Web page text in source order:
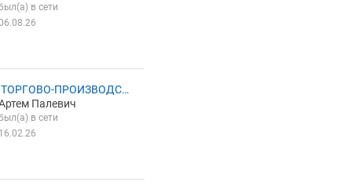
в сети
ПРОИЗВОДСТ
КОМПАНИЯ ФИШТРЕ
Палевич
в сети
16.02.26